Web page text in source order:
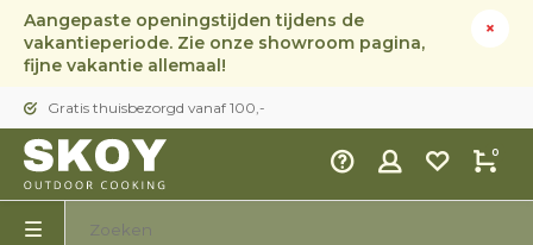
Aangepaste openingstijden tijdens de
vakantieperiode. Zie onze showroom pagina,
fijne vakantie allemaal!
Gratis thuisbezorgd vanaf 100,-
0